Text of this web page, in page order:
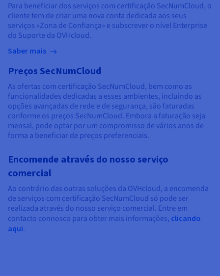
Para beneficiar dos serviços com certificação SecNumCloud, o
cliente tem de criar uma nova conta dedicada aos seus
serviços «Zona de Confiança» e subscrever o nível Enterprise
do Suporte da OVHcloud.
Saber mais
Preços SecNumCloud
As ofertas com certificação SecNumCloud, bem como as
funcionalidades dedicadas a esses ambientes, incluindo as
opções avançadas de rede e de segurança, são faturadas
conforme os preços SecNumCloud. Embora a faturação seja
mensal, pode optar por um compromisso de vários anos de
forma a beneficiar de preços preferenciais.
Encomende através do nosso serviço
comercial
Ao contrário das outras soluções da OVHcloud, a encomenda
de serviços com certificação SecNumCloud só pode ser
realizada através do nosso serviço comercial. Entre em
contacto connosco para obter mais informações, clicando
aqui.